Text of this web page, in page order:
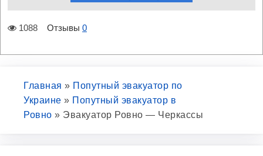
1088 Отзывы 0
Главная » Попутный эвакуатор по
Украине » Попутный эвакуатор в
Ровно » Эвакуатор Ровно — Черкассы